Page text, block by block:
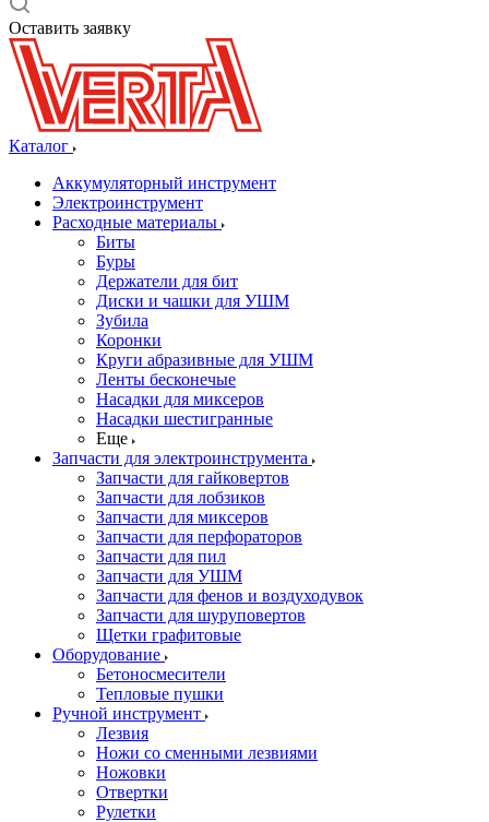
Оставить заявку
Каталог
Аккумуляторный инструмент
Электроинструмент
Расходные материалы
Биты
Буры
Держатели для бит
Диски и чашки для УШМ
Зубила
Коронки
Круги абразивные для УШМ
Ленты бесконечые
Насадки для миксеров
Насадки шестигранные
Еще
Запчасти для электроинструмента
Запчасти для гайковертов
Запчасти для лобзиков
Запчасти для миксеров
Запчасти для перфораторов
Запчасти для пил
Запчасти для УШМ
Запчасти для фенов и воздуходувок
Запчасти для шуруповертов
Щетки графитовые
Оборудование
Бетоносмесители
Тепловые пушки
Ручной инструмент
Лезвия
Ножи со сменными лезвиями
Ножовки
Отвертки
Рулетки